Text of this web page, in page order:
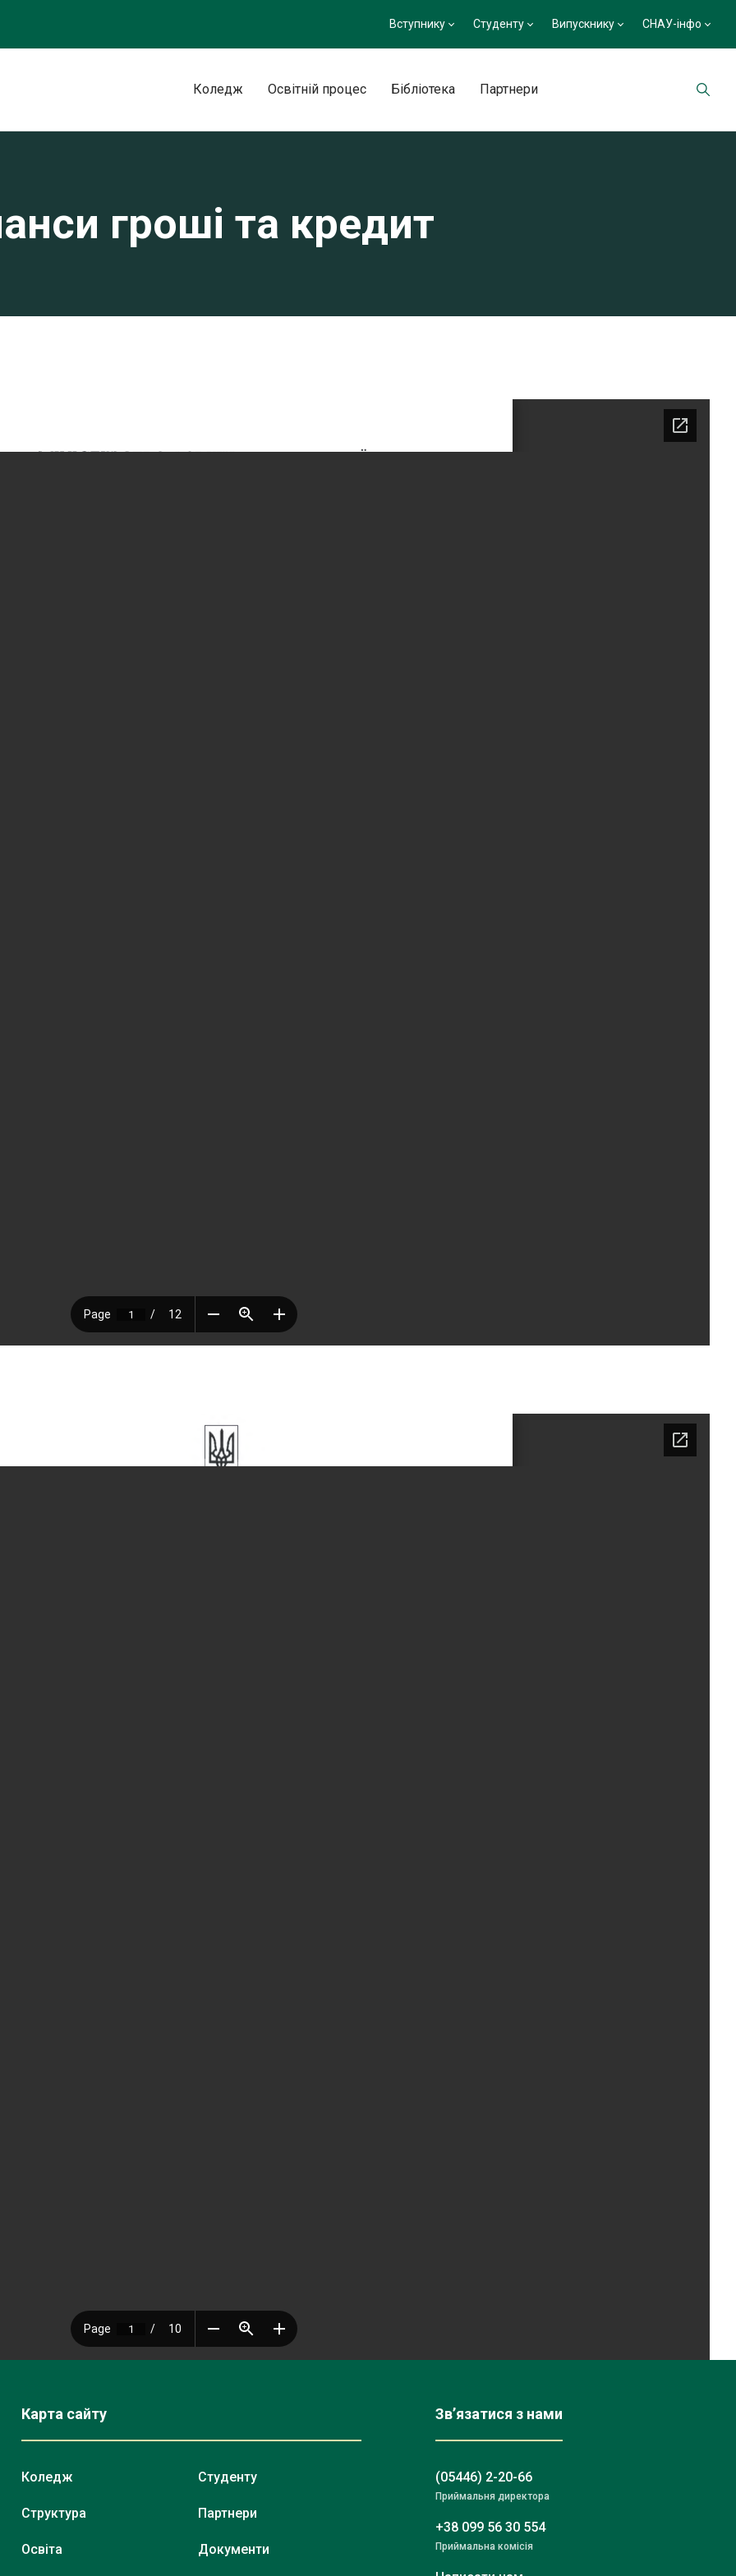
Вступнику Студенту Випускнику СНАУ-інфо
Коледж Освітній процес Бібліотека Партнери
гроші та кредит
Карта сайту
Коледж
Структура
Освіта
Студенту
Партнери
Документи
Зв’язатися з нами
(05446) 2-20-66
Приймальня директора
+38 099 56 30 554
Приймальна комісія